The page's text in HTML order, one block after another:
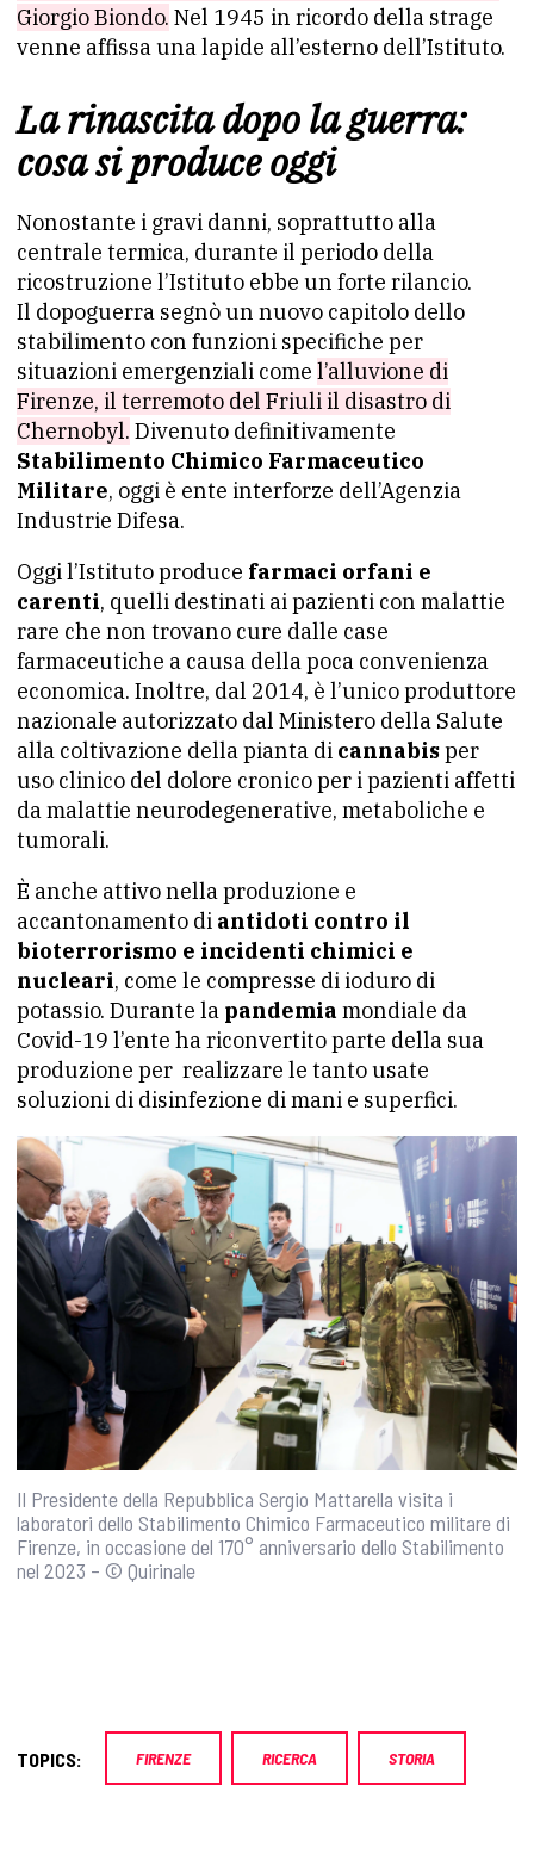
Giorgio Biondo. Nel 1945 in ricordo della strage
venne affissa una lapide all’esterno dell’Istituto.
La rinascita dopo la guerra:
cosa si produce oggi
Nonostante i gravi danni, soprattutto alla
centrale termica, durante il periodo della
ricostruzione l’Istituto ebbe un forte rilancio.
Il dopoguerra segnò un nuovo capitolo dello
stabilimento con funzioni specifiche per
situazioni emergenziali come l’alluvione di
Firenze, il terremoto del Friuli il disastro di
Chernobyl. Divenuto definitivamente
Stabilimento Chimico Farmaceutico
Militare, oggi è ente interforze dell’Agenzia
Industrie Difesa.
Oggi l’Istituto produce farmaci orfani e
carenti, quelli destinati ai pazienti con malattie
rare che non trovano cure dalle case
farmaceutiche a causa della poca convenienza
economica. Inoltre, dal 2014, è l’unico produttore
nazionale autorizzato dal Ministero della Salute
alla coltivazione della pianta di cannabisper
uso clinico del dolore cronico per i pazienti affetti
da malattie neurodegenerative, metaboliche e
tumorali.
È anche attivo nella produzione e
accantonamento di antidoti contro il
bioterrorismo e incidenti chimici e
nucleari, come le compresse di ioduro di
potassio. Durante la pandemia mondiale da
Covid-19 l’ente ha riconvertito parte della sua
produzione per realizzare le tanto usate
soluzioni di disinfezione di mani e superfici.
Il Presidente della Repubblica Sergio Mattarella visita i
laboratori dello Stabilimento Chimico Farmaceutico militare di
Firenze, in occasione del 170° anniversario dello Stabilimento
nel 2023 – © Quirinale
TOPICS: FIRENZE RICERCA STORIA